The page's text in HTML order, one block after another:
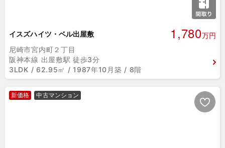
イスズハイツ・ベル出屋敷 1,780万円
尼崎市宮内町２丁目
阪神本線 出屋敷駅 徒歩3分
3LDK / 62.95㎡ / 1987年10月築 / 8階
新価格 中古マンション